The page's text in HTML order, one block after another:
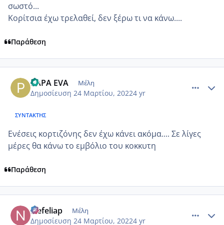
σωστό...
Κορίτσια έχω τρελαθεί, δεν ξέρω τι να κάνω....
Παράθεση
PAPA EVA Μέλη
Δημοσίευση 24 Μαρτίου, 20224 yr
ΣΥΝΤΆΚΤΗΣ
Ενέσεις κορτιζόνης δεν έχω κάνει ακόμα.... Σε λίγες
μέρες θα κάνω το εμβόλιο του κοκκυτη
Παράθεση
Nefeliap Μέλη
Δημοσίευση 24 Μαρτίου, 20224 yr